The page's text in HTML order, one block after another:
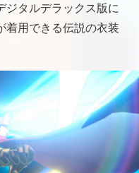
ジタルデラックス版に
着用できる伝説の衣装